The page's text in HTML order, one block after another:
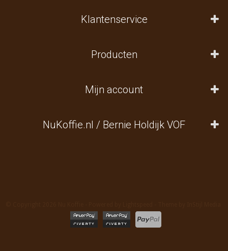
Klantenservice
Producten
Mijn account
NuKoffie.nl / Bernie Holdijk VOF